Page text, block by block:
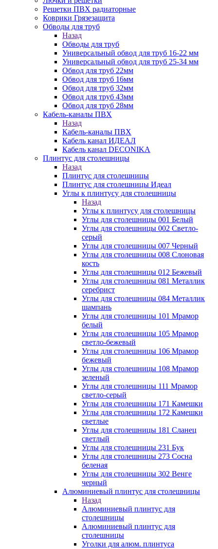
Решетки ПВХ радиаторные
Коврики Грязезащита
Обводы для труб
Назад
Обводы для труб
Универсальный обвод для труб 16-22 мм
Универсальный обвод для труб 25-34 мм
Обвод для труб 22мм
Обвод для труб 16мм
Обвод для труб 32мм
Обвод для труб 43мм
Обвод для труб 28мм
Кабель-каналы ПВХ
Назад
Кабель-каналы ПВХ
Кабель канал ИДЕАЛ
Кабель канал DECONIKA
Плинтус для столешницы
Назад
Плинтус для столешницы
Плинтус для столешницы Идеал
Углы к плинтусу для столешницы
Назад
Углы к плинтусу для столешницы
Углы для столешницы 001 Белый
Углы для столешницы 002 Светло-
серый
Углы для столешницы 007 Черный
Углы для столешницы 008 Слоновая
кость
Углы для столешницы 012 Бежевый
Углы для столешницы 081 Металлик
серебрист
Углы для столешницы 084 Металлик
шампань
Углы для столешницы 101 Мрамор
белый
Углы для столешницы 105 Мрамор
светло-бежевый
Углы для столешницы 106 Мрамор
бежевый
Углы для столешницы 108 Мрамор
зеленый
Углы для столешницы 111 Мрамор
светло-серый
Углы для столешницы 171 Камешки
Углы для столешницы 172 Камешки
светлые
Углы для столешницы 181 Сланец
светлый
Углы для столешницы 231 Бук
Углы для столешницы 273 Сосна
беленая
Углы для столешницы 302 Венге
черный
Алюминиевый плинтус для столешницы
Назад
Алюминиевый плинтус для
столешницы
Алюминиевый плинтус для
столешницы
Уголки для алюм. плинтуса